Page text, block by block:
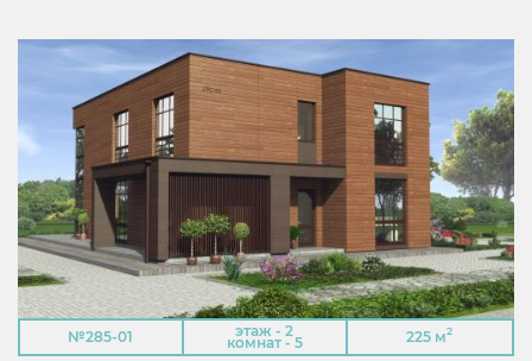
№285-01 этаж - 2
комнат - 5 225 м2